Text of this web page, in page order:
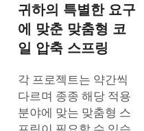
귀하의 특별한 요구
에 맞춘 맞춤형 코
일 압축 스프링
각 프로젝트는 약간씩
다르며 종종 해당 적용
분야에 맞는 맞춤형 스